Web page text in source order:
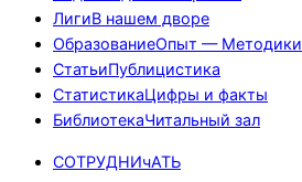
ЛигиВ нашем дворе
ОбразованиеОпыт — Методики
СтатьиПублицистика
СтатистикаЦифры и факты
БиблиотекаЧитальный зал
СОТРУДНИчАТЬ